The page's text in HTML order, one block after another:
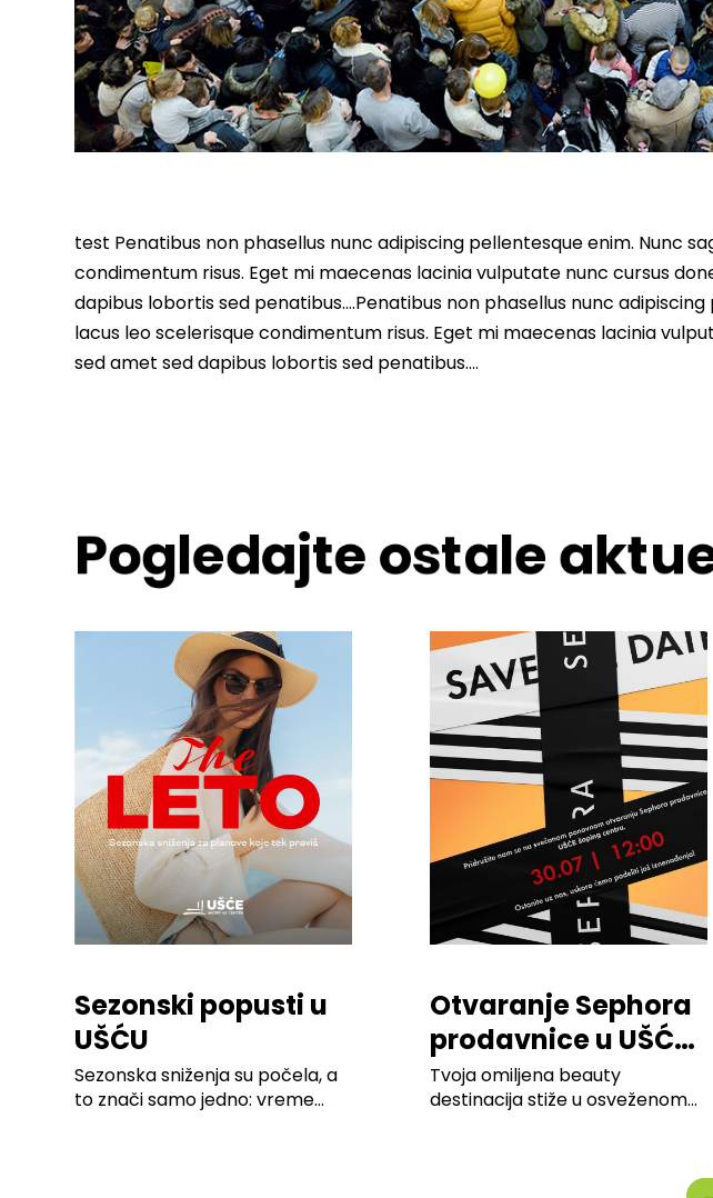
test Penatibus non phasellus nunc adipiscing pellentesque enim. Nunc
condimentum risus. Eget mi maecenas lacinia vulputate nunc cursus
dapibus lobortis sed penatibus….Penatibus non phasellus nunc
lacus leo scelerisque condimentum risus. Eget mi maecenas lacinia
sed amet sed dapibus lobortis sed penatibus….
Pogledajte ostale
Sezonski popusti u
UŠĆU
Sezonska sniženja su počela, a
to znači samo jedno: vreme...
Otvaranje Sephora
prodavnice u UŠĆE
Shopping Centru
Tvoja omiljena beauty
destinacija stiže u osveženom